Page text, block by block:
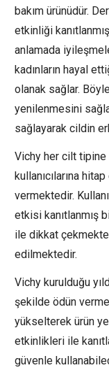
bakım ürünüdür.
etkinliği kanıtlanmış
anlamada
kadınların hayal
olanak sağlar.
yenilenmesini
sağlayarak cildin
Vichy her cilt tipine
kullanıcılarına
vermektedir.
etkisi kanıtlanmış
ile dikkat
edilmektedir.
Vichy kurulduğu
şekilde ödün
yükselterek ürün
etkinlikleri ile
güvenle